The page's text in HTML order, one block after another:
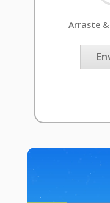
Arraste